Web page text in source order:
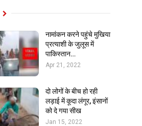
नामांकन करने पहुंचे मुखिया
प्रत्याशी के जुलूस में
पाकिस्तान…
Apr 21, 2022
दो लोगों के बीच हो रही
लड़ाई में कूदा लंगूर, इंसानों
को दे गया सीख
Jan 15, 2022